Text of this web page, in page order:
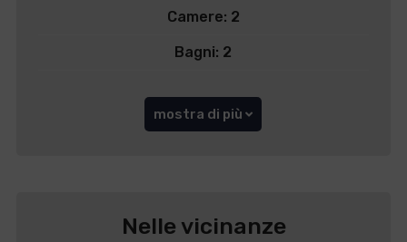
Camere: 2
Bagni: 2
mostra di più
Nelle vicinanze